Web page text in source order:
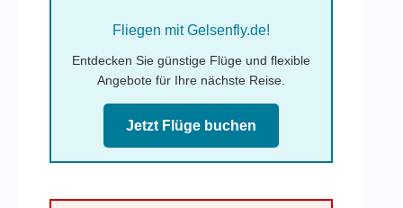
Fliegen mit Gelsenfly.de!
Entdecken Sie günstige Flüge und flexible
Angebote für Ihre nächste Reise.
Jetzt Flüge buchen